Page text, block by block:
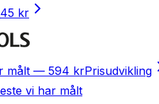
kr
målt — 594 krPrisudvikling
vi har målt